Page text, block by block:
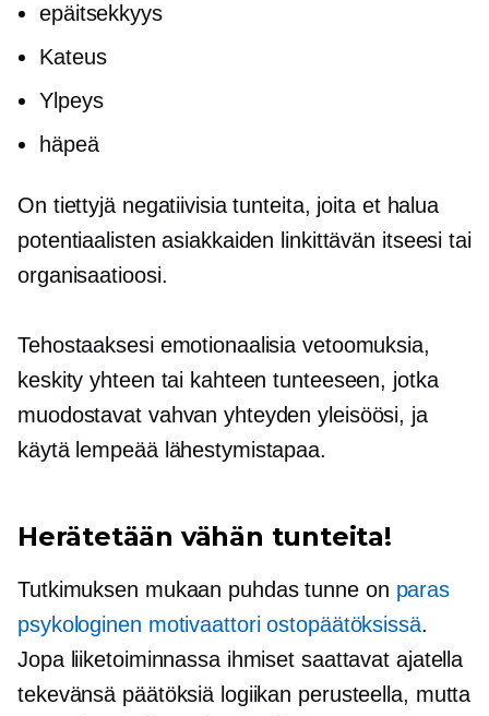
epäitsekkyys
Kateus
Ylpeys
häpeä
On tiettyjä negatiivisia tunteita, joita et halua
potentiaalisten asiakkaiden linkittävän itseesi tai
organisaatioosi.
Tehostaaksesi emotionaalisia vetoomuksia,
keskity yhteen tai kahteen tunteeseen, jotka
muodostavat vahvan yhteyden yleisöösi, ja
käytä lempeää lähestymistapaa.
Herätetään vähän tunteita!
Tutkimuksen mukaan puhdas tunne on paras
psykologinen motivaattori ostopäätöksissä.
Jopa liiketoiminnassa ihmiset saattavat ajatella
tekevänsä päätöksiä logiikan perusteella, mutta